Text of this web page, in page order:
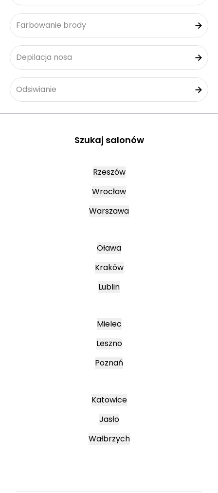
Farbowanie brody
Depilacja nosa
Odsiwianie
Szukaj salonów
Rzeszów
Wrocław
Warszawa
Oława
Kraków
Lublin
Mielec
Leszno
Poznań
Katowice
Jasło
Wałbrzych